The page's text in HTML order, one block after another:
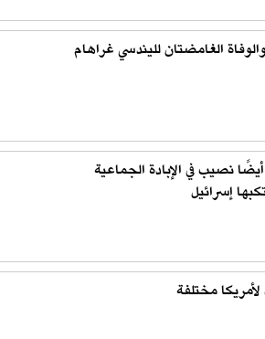
الغامضتان لليندسي غراهام
أيضًا نصيب في الإبادة الجماعية
إسرائيل
مختلفة